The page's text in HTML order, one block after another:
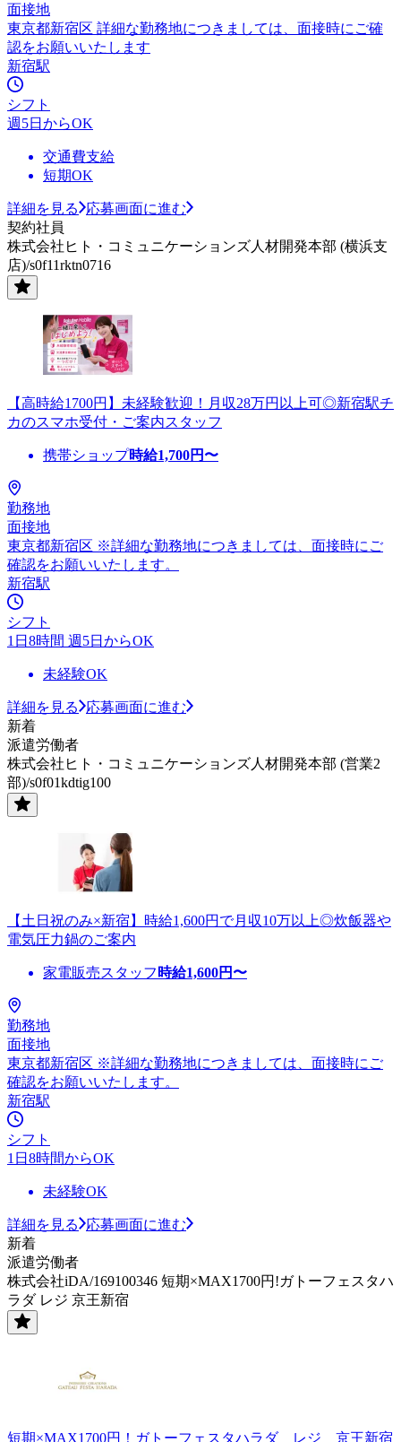
面接地
東京都新宿区 詳細な勤務地につきましては、面接時にご確
認をお願いいたします
新宿駅
シフト
週5日からOK
交通費支給
短期OK
詳細を見る
応募画面に進む
契約社員
株式会社ヒト・コミュニケーションズ人材開発本部 (横浜支
店)/s0f11rktn0716
【高時給1700円】未経験歓迎！月収28万円以上可◎新宿駅チ
カのスマホ受付・ご案内スタッフ
携帯ショップ時給1,700円〜
勤務地
面接地
東京都新宿区 ※詳細な勤務地につきましては、面接時にご
確認をお願いいたします。
新宿駅
シフト
1日8時間 週5日からOK
未経験OK
詳細を見る
応募画面に進む
新着
派遣労働者
株式会社ヒト・コミュニケーションズ人材開発本部 (営業2
部)/s0f01kdtig100
【土日祝のみ×新宿】時給1,600円で月収10万以上◎炊飯器や
電気圧力鍋のご案内
家電販売スタッフ 時給1,600円〜
勤務地
面接地
東京都新宿区 ※詳細な勤務地につきましては、面接時にご
確認をお願いいたします。
新宿駅
シフト
1日8時間からOK
未経験OK
詳細を見る
応募画面に進む
新着
派遣労働者
株式会社iDA/169100346 短期×MAX1700円!ガトーフェスタハ
ラダ レジ 京王新宿
短期×MAX1700円！ガトーフェスタハラダ レジ 京王新宿